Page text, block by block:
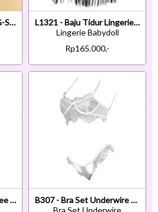
GP028 - Celana Dalam G-String Pria Hitam Transparan
L1321 - Baju Tidur Lingerie Babydoll Mini Dress Tali Silang Hitam Transparan Rumbai
Lingerie Babydoll
Rp165.000,-
S011 - Stocking Overknee Hitam Transparan Garis Silang
B307 - Bra Set Underwire Kawat Putih Transparan Celana Dalam
Bra Set Underwire